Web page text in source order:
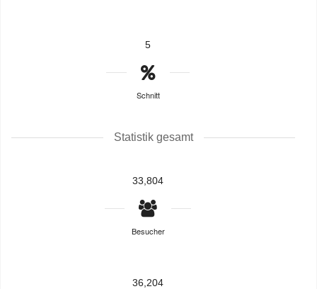
5
Schnitt
Statistik gesamt
33,804
Besucher
36,204